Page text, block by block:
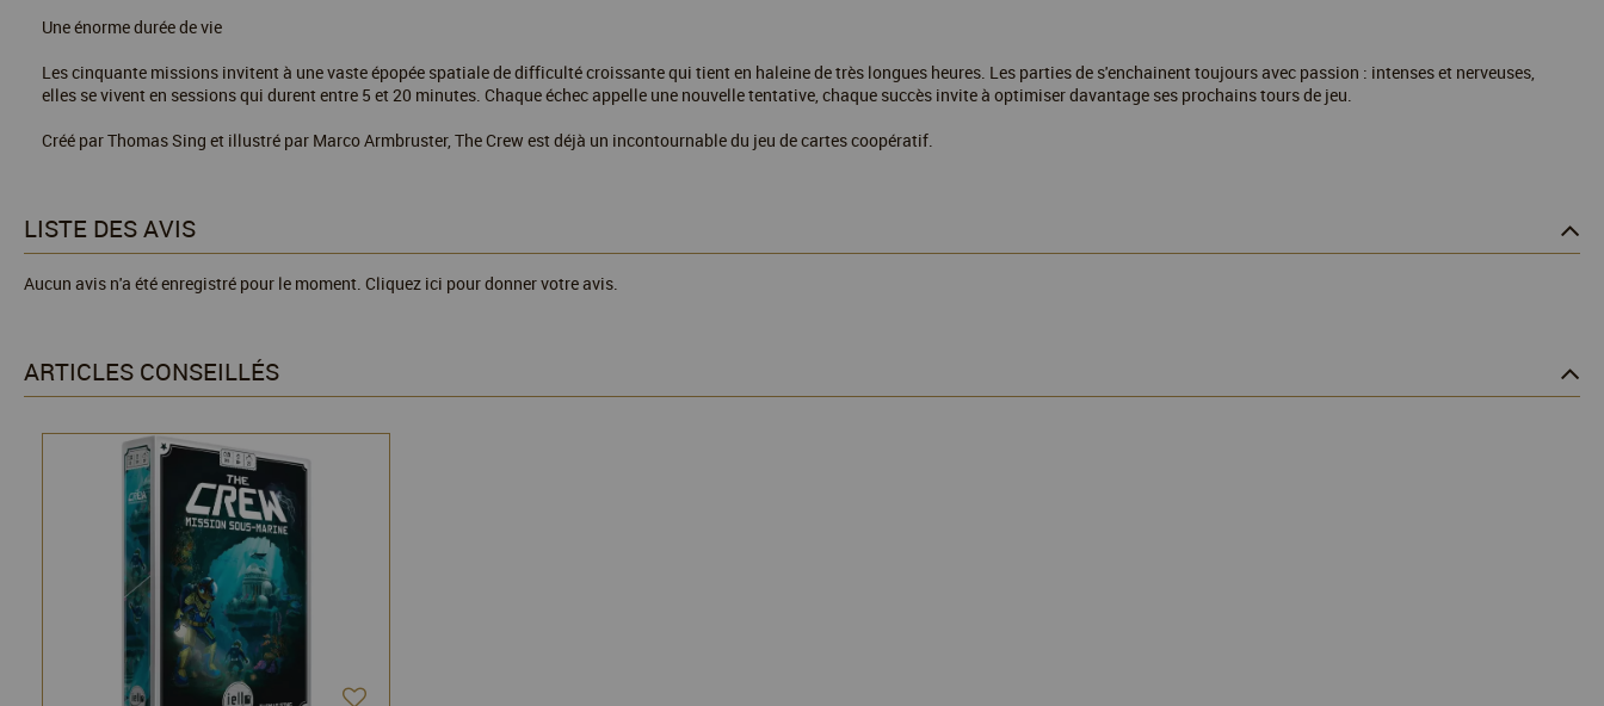
Une énorme durée de vie
Les cinquante missions invitent à une vaste épopée spatiale de difficulté croissante qui tient en haleine de très longues heures. Les parties de s'enchainent toujours avec passion : intenses et nerveuses,
elles se vivent en sessions qui durent entre 5 et 20 minutes. Chaque échec appelle une nouvelle tentative, chaque succès invite à optimiser davantage ses prochains tours de jeu.
Créé par Thomas Sing et illustré par Marco Armbruster, The Crew est déjà un incontournable du jeu de cartes coopératif.
LISTE DES AVIS
Aucun avis n'a été enregistré pour le moment. Cliquez ici pour donner votre avis.
ARTICLES CONSEILLÉS